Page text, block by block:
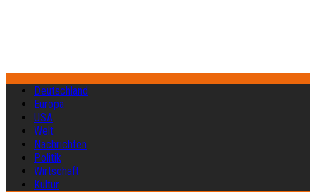
Deutschland
Europa
USA
Welt
Nachrichten
Politik
Wirtschaft
Kultur